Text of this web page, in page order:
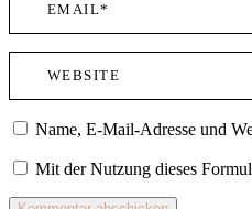
Name, E-Mail-Adresse und
Mit der Nutzung dieses